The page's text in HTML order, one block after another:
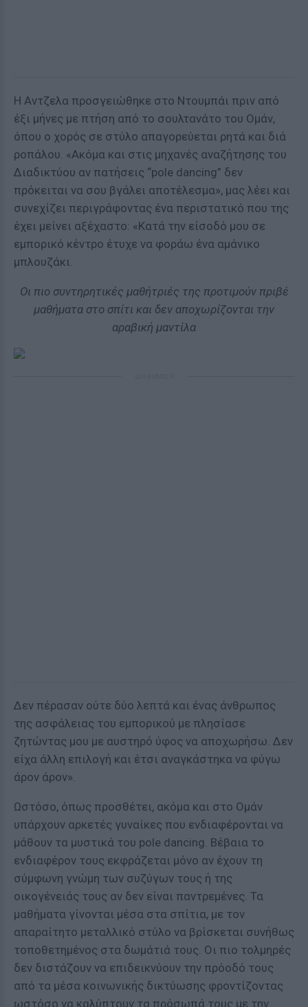
Η Αντζελα προσγειώθηκε στο Ντουμπάι πριν από
έξι μήνες με πτήση από το σουλτανάτο του Ομάν,
όπου ο χορός σε στύλο απαγορεύεται ρητά και διά
ροπάλου. «Ακόμα και στις μηχανές αναζήτησης του
Διαδικτύου αν πατήσεις “pole dancing” δεν
πρόκειται να σου βγάλει αποτέλεσμα», μας λέει και
συνεχίζει περιγράφοντας ένα περιστατικό που της
έχει μείνει αξέχαστο: «Κατά την είσοδό μου σε
εμπορικό κέντρο έτυχε να φοράω ένα αμάνικο
μπλουζάκι.
Οι πιο συντηρητικές μαθήτριές της προτιμούν πριβέ
μαθήματα στο σπίτι και δεν αποχωρίζονται την
αραβική μαντίλα
Δεν πέρασαν ούτε δύο λεπτά και ένας άνθρωπος
της ασφάλειας του εμπορικού με πλησίασε
ζητώντας μου με αυστηρό ύφος να αποχωρήσω. Δεν
είχα άλλη επιλογή και έτσι αναγκάστηκα να φύγω
άρον άρον».
Ωστόσο, όπως προσθέτει, ακόμα και στο Ομάν
υπάρχουν αρκετές γυναίκες που ενδιαφέρονται να
μάθουν τα μυστικά του pole dancing. Βέβαια το
ενδιαφέρον τους εκφράζεται μόνο αν έχουν τη
σύμφωνη γνώμη των συζύγων τους ή της
οικογένειάς τους αν δεν είναι παντρεμένες. Τα
μαθήματα γίνονται μέσα στα σπίτια, με τον
απαραίτητο μεταλλικό στύλο να βρίσκεται συνήθως
τοποθετημένος στα δωμάτιά τους. Οι πιο τολμηρές
δεν διστάζουν να επιδεικνύουν την πρόοδό τους
από τα μέσα κοινωνικής δικτύωσης φροντίζοντας
ωστόσο να καλύπτουν τα πρόσωπά τους με την